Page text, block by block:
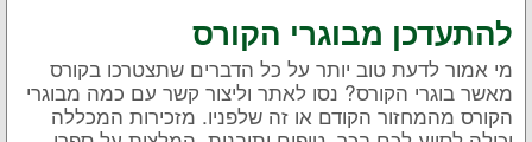
להתעדכן מבוגרי הקורס
מי אמור לדעת טוב יותר על כל הדברים שתצטרכו בקורס
מאשר בוגרי הקורס? נסו לאתר וליצור קשר עם כמה מבוגרי
הקורס מהמחזור הקודם או זה שלפניו. מזכירות המכללה